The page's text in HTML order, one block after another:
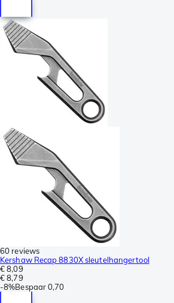
60 reviews
Kershaw Recap 8830X sleutelhangertool
€ 8,09
€ 8,79
-8%Bespaar0,70